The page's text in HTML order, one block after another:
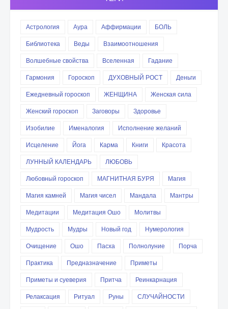
Астрология Аура Аффирмации
БОЛЬ
Библиотека
Веды
Взаимоотношения
Волшебные свойства
Вселенная
Гадание
Гармония
Гороскоп ДУХОВНЫЙ РОСТ
Деньги
Ежедневный гороскоп
ЖЕНЩИНА
Женская сила
Женский гороскоп
Заговоры
Здоровье
Изобилие
Именалогия
Исполнение желаний
Исцеление
Йога Карма Книги
Красота
ЛУННЫЙ КАЛЕНДАРЬ
ЛЮБОВЬ
Любовный гороскоп
МАГНИТНАЯ БУРЯ
Магия
Магия камней
Магия чисел Мандала
Мантры
Медитации
Медитация Ошо
Молитвы
Мудрость
Мудры Новый год
Нумерология
Очищение
Ошо Пасха Полнолуние
Порча
Практика
Предназначение
Приметы
Приметы и суеверия
Притча
Реинкарнация
Релаксация
Ритуал Руны
СЛУЧАЙНОСТИ